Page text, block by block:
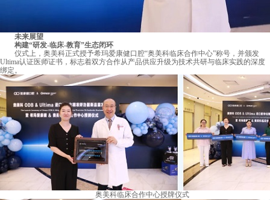
未来展望
构建“研发-临床-教育”生态闭环
仪式上，奥美科正式授予希玛爱康健口腔“奥美科临床合作中心”称号，并颁发
Ultima认证医师证书，标志着双方合作从产品供应升级为技术共研与临床实践的深度
绑定。
奥美科临床合作中心授牌仪式